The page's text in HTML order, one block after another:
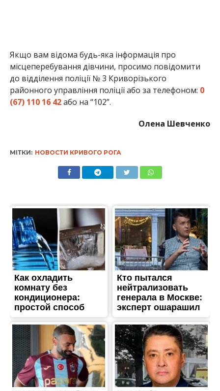
Якщо вам відома будь-яка інформація про
місцеперебування дівчини, просимо повідомити
до відділення поліції № 3 Криворізького
районного управління поліції або за телефоном: 0
(67) 110 16 42або на “102”.
Олена Шевченко
МІТКИ: НОВОСТИ КРИВОГО РОГА